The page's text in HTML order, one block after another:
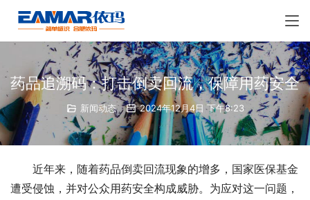
药品追溯码：打击倒卖回流，保障用药安全
新闻动态 2024年12月4日 下午8:23
近年来，随着药品倒卖回流现象的增多，国家医保基金
遭受侵蚀，并对公众用药安全构成威胁。为应对这一问题，